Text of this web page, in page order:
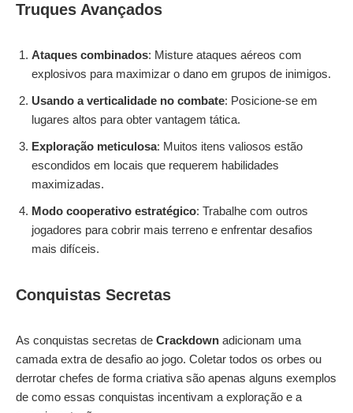
Truques Avançados
Ataques combinados: Misture ataques aéreos com
explosivos para maximizar o dano em grupos de inimigos.
Usando a verticalidade no combate: Posicione-se em
lugares altos para obter vantagem tática.
Exploração meticulosa: Muitos itens valiosos estão
escondidos em locais que requerem habilidades
maximizadas.
Modo cooperativo estratégico: Trabalhe com outros
jogadores para cobrir mais terreno e enfrentar desafios
mais difíceis.
Conquistas Secretas
As conquistas secretas de Crackdown adicionam uma
camada extra de desafio ao jogo. Coletar todos os orbes ou
derrotar chefes de forma criativa são apenas alguns exemplos
de como essas conquistas incentivam a exploração e a